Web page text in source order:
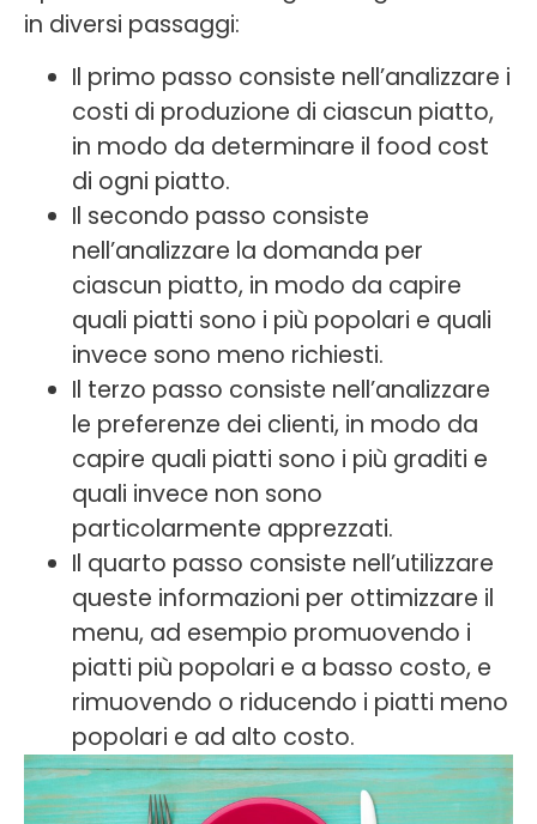
in diversi passaggi:
Il primo passo consiste nell’analizzare i
costi di produzione di ciascun piatto,
in modo da determinare il food cost
di ogni piatto.
Il secondo passo consiste
nell’analizzare la domanda per
ciascun piatto, in modo da capire
quali piatti sono i più popolari e quali
invece sono meno richiesti.
Il terzo passo consiste nell’analizzare
le preferenze dei clienti, in modo da
capire quali piatti sono i più graditi e
quali invece non sono
particolarmente apprezzati.
Il quarto passo consiste nell’utilizzare
queste informazioni per ottimizzare il
menu, ad esempio promuovendo i
piatti più popolari e a basso costo, e
rimuovendo o riducendo i piatti meno
popolari e ad alto costo.